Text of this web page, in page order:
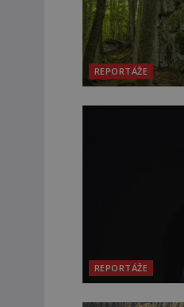
REPORTÁŽE
REPORTÁŽE